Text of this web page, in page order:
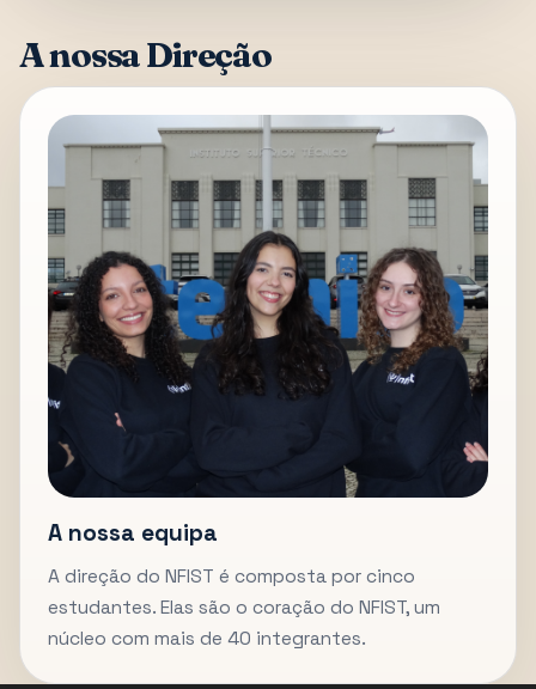
A nossa Direção
A nossa equipa
A direção do NFIST é composta por cinco
estudantes. Elas são o coração do NFIST, um
núcleo com mais de 40 integrantes.